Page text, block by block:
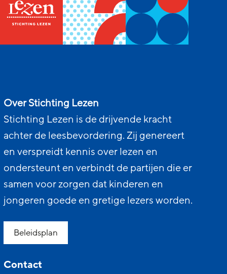
Over Stichting Lezen
Stichting Lezen is de drijvende kracht
achter de leesbevordering. Zij genereert
en verspreidt kennis over lezen en
ondersteunt en verbindt de partijen die er
samen voor zorgen dat kinderen en
jongeren goede en gretige lezers worden.
Beleidsplan
Contact